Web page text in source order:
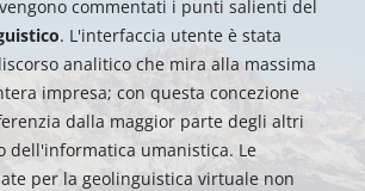
commentati i punti salienti del
. L'interfaccia utente è stata
analitico che mira alla massima
impresa; con questa concezione
dalla maggior parte degli altri
dell'informatica umanistica. Le
per la geolinguistica virtuale non